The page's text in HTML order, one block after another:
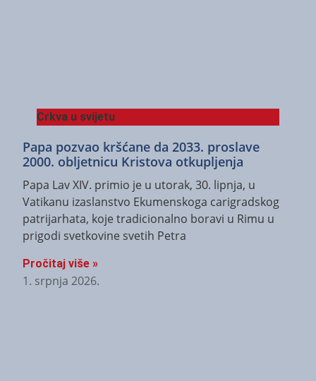
Crkva u svijetu
Papa pozvao kršćane da 2033. proslave
2000. obljetnicu Kristova otkupljenja
Papa Lav XIV. primio je u utorak, 30. lipnja, u
Vatikanu izaslanstvo Ekumenskoga carigradskog
patrijarhata, koje tradicionalno boravi u Rimu u
prigodi svetkovine svetih Petra
Pročitaj više »
1. srpnja 2026.